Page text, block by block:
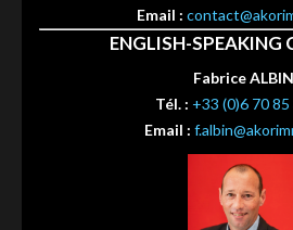
Email :
ENGLISH-SPEAKING
Fabrice ALBIN
Tél. : +33 (0)6 70
Email :